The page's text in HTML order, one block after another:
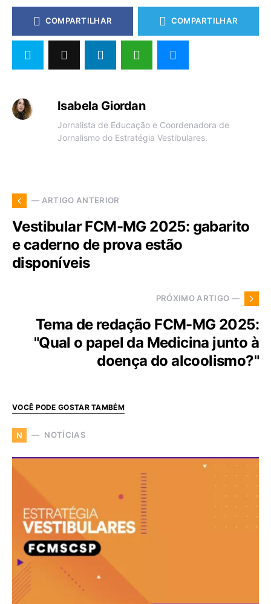
COMPARTILHAR COMPARTILHAR
Isabela Giordan
Jornalista de Educação e Coordenadora de
Jornalismo do Estratégia Vestibulares.
— ARTIGO ANTERIOR
Vestibular FCM-MG 2025: gabarito
e caderno de prova estão
disponíveis
PRÓXIMO ARTIGO —
Tema de redação FCM-MG 2025:
"Qual o papel da Medicina junto à
doença do alcoolismo?"
VOCÊ PODE GOSTAR TAMBÉM
N NOTÍCIAS